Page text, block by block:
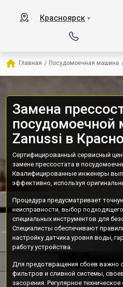
Красноярск ▼
Главная / Посудомоечная машина
Замена
Zanussi в
Сертифицированный сервисный
замене прессостата в
Квалифицированные инженеры
эффективно, используя
Процедура предусматривает
неисправности, выбор
специальных инструментов для
Специалисты обеспечивают
настройку датчика уровня воды,
работу устройства.
Для предотвращения сбоев важно
фильтров и сливной системы,
засорения. Регулярное